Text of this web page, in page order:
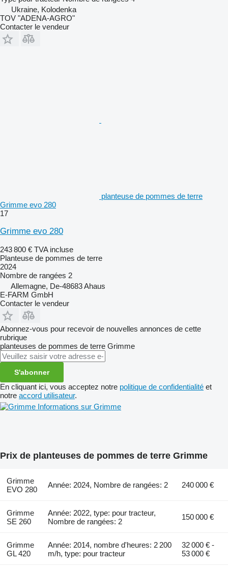
Ukraine, Kolodenka
TOV "ADENA-AGRO"
Contacter le vendeur
planteuse de pommes de terre
Grimme evo 280
17
Grimme evo 280
243 800 € TVA incluse
Planteuse de pommes de terre
2024
Nombre de rangées 2
Allemagne, De-48683 Ahaus
E-FARM GmbH
Contacter le vendeur
Abonnez-vous pour recevoir de nouvelles annonces de cette
rubrique
planteuses de pommes de terre Grimme
S'abonner
En cliquant ici, vous acceptez notre politique de confidentialité et
notre accord utilisateur.
Informations sur Grimme
Prix de planteuses de pommes de terre Grimme
Grimme
EVO 280
Année: 2024, Nombre de rangées: 2 240 000 €
Grimme
SE 260
Année: 2022, type: pour tracteur,
Nombre de rangées: 2
150 000 €
Grimme
GL 420
Année: 2014, nombre d'heures: 2 200
m/h, type: pour tracteur
32 000 € -
53 000 €